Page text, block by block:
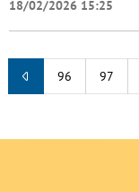
18/02/2026 15:25
96 97